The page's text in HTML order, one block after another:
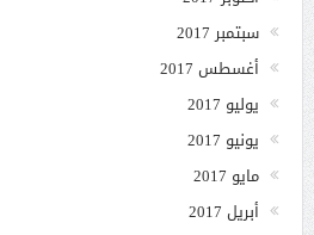
سبتمبر 2017
أغسطس 2017
يوليو 2017
يونيو 2017
مايو 2017
أبريل 2017